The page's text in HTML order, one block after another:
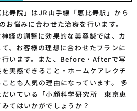
寿院」はJR山手線「恵比寿駅」から
お悩みに合わせた治療を行います。
経の調整に効果的な美容鍼では、カ
、お客様の理想に合わせたプランに
行います。また、Before・Afterで写
実感できること・ホームケアレクチ
とも人気の理由になっています。 多
だいている「小顔科学研究所 東京恵
てはいかがでしょうか？